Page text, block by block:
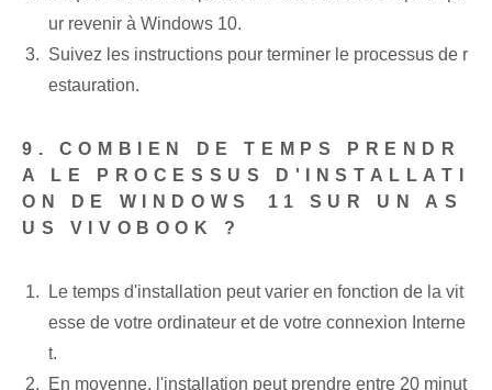
ur revenir à Windows 10.
Suivez les instructions pour terminer le processus de r
estauration.
9. COMBIEN DE TEMPS PRENDR
A LE PROCESSUS D'INSTALLATI
ON DE WINDOWS ⁢11 SUR UN AS
US VIVOBOOK ?
Le temps d'installation peut varier en fonction de la vit
esse de votre ordinateur et de votre connexion Interne
t.
En moyenne, l'installation peut prendre entre 20 minut